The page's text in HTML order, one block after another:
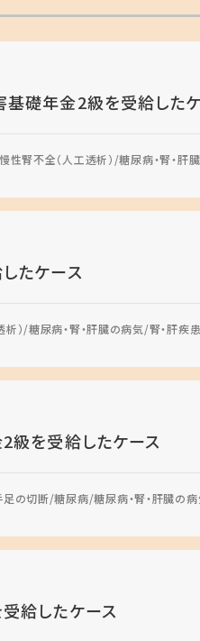
礎年金2級を受給した
慢性腎不全（人工透析） 糖尿病・腎・肝
たケース
） 糖尿病・腎・肝臓の病気 腎・肝疾患
級を受給したケース
足の切断 糖尿病 糖尿病・腎・肝臓の
給したケース